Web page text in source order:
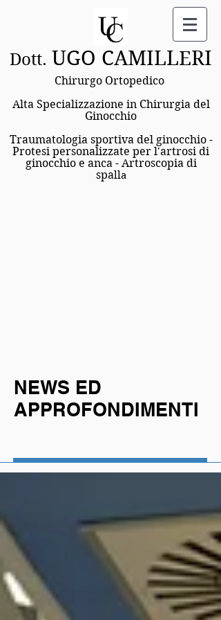
Dott. UGO CAMILLERI
Chirurgo Ortopedico
Alta Specializzazione in Chirurgia del
Ginocchio
Traumatologia sportiva del ginocchio -
Protesi personalizzate per l'artrosi di
ginocchio e anca - Artroscopia di
spalla
NEWS ED
APPROFONDIMENTI